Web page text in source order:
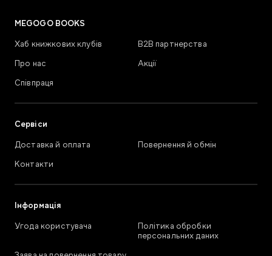
MEGOGO BOOKS
Хаб книжкових клубів
В2В партнерства
Про нас
Акції
Співпраця
Сервіси
Доставка й оплата
Повернення й обмін
Контакти
Інформація
Угода користувача
Політика обробки
персональних даних